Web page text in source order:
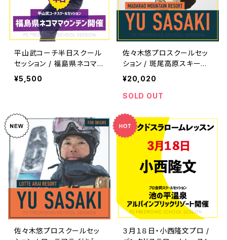
平山武コーチ半日スクール
セッション / 福島県ネコママ
ウンテン開催
¥5,500
佐々木悠プロスクールセッ
ション / 斑尾高原スキー場
開催
¥20,020
SOLD OUT
佐々木悠プロスクールセッ
３月１８日・小西隆文プロ /